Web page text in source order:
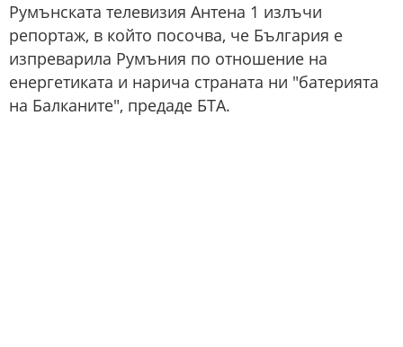
Румънската телевизия Антена 1 излъчи
репортаж, в който посочва, че България е
изпреварила Румъния по отношение на
енергетиката и нарича страната ни "батерията
на Балканите", предаде БТА.